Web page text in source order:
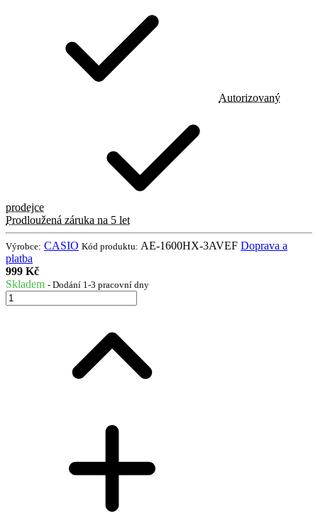
Autorizovaný
prodejce
Prodloužená záruka na 5 let
Výrobce: CASIO Kód produktu: AE-1600HX-3AVEF Doprava a
platba
999 Kč
Skladem - Dodání 1-3 pracovní dny